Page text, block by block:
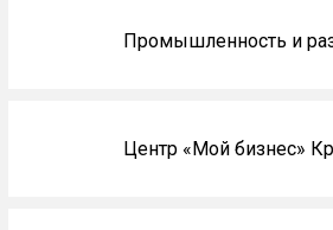
Промышленность и
Центр «Мой бизнес»